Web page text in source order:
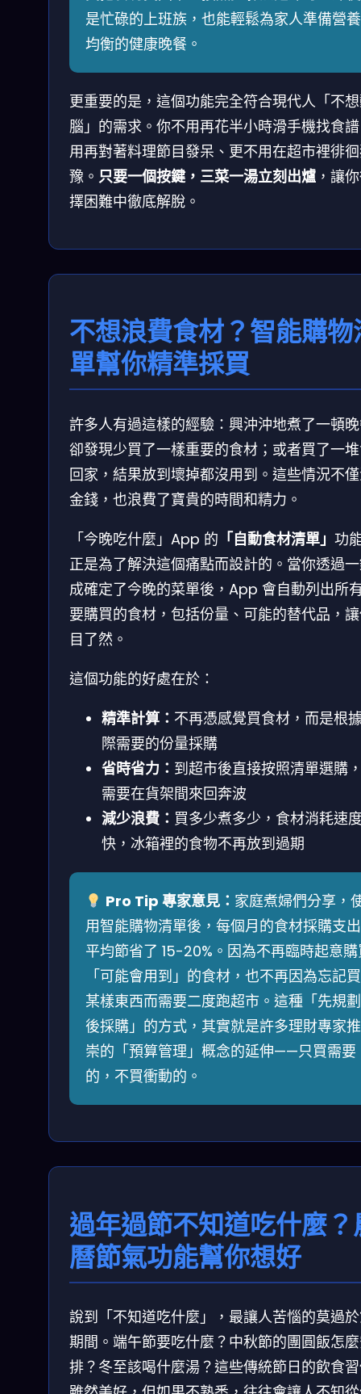
是忙碌的上班族，也能輕鬆為家人準備營養
均衡的健康晚餐。
更重要的是，這個功能完全符合現代人「不
腦」的需求。你不用再花半小時滑手機找食
用再對著料理節目發呆、更不用在超市裡徘
豫。 只要一個按鍵，三菜一湯立刻出爐 ，讓
擇困難中徹底解脫。
不想浪費食材？智能購物
單幫你精準採買
許多人有過這樣的經驗：興沖沖地煮了一頓
卻發現少買了一樣重要的食材；或者買了一
回家，結果放到壞掉都沒用到。這些情況不
金錢，也浪費了寶貴的時間和精力。
「今晚吃什麼」App 的 「自動食材清單」 功
正是為了解決這個痛點而設計的。當你透過
成確定了今晚的菜單後，App 會自動列出所
要購買的食材，包括份量、可能的替代品，
目了然。
這個功能的好處在於：
精準計算： 不再憑感覺買食材，而是根
際需要的份量採購
省時省力： 到超市後直接按照清單選購
需要在貨架間來回奔波
減少浪費： 買多少煮多少，食材消耗速
快，冰箱裡的食物不再放到過期
Pro Tip 專家意見： 家庭煮婦們分享，
用智能購物清單後，每個月的食材採購支出
平均節省了 15-20%。因為不再臨時起意
「可能會用到」的食材，也不再因為忘記買
某樣東西而需要二度跑超市。這種「先規劃
後採購」的方式，其實就是許多理財專家推
崇的「預算管理」概念的延伸——只買需要
的，不買衝動的。
過年過節不知道吃什麼？
曆節氣功能幫你想好
說到「不知道吃什麼」，最讓人苦惱的莫過
期間。端午節要吃什麼？中秋節的團圓飯怎
排？冬至該喝什麼湯？這些傳統節日的飲食